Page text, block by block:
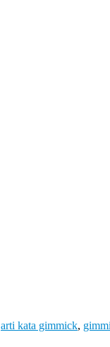
arti kata gimmick,